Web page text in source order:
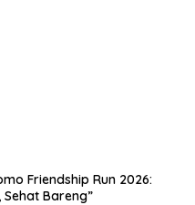
Friendship Run 2026:
Bareng”